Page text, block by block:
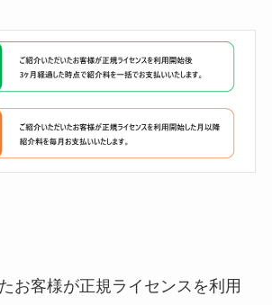
お客様が正規ライセンスを利用